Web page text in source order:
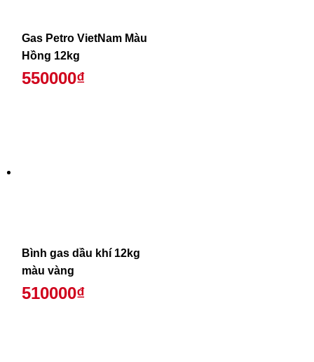
Gas Petro VietNam Màu
Hồng 12kg
550000₫
Bình gas dầu khí 12kg
màu vàng
510000₫